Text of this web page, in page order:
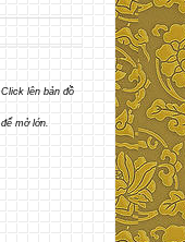
Click lên bản đồ
để mở lớn.